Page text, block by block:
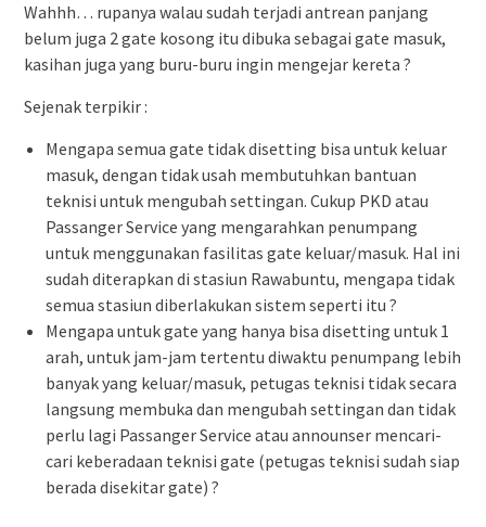
Wahhh… rupanya walau sudah terjadi antrean panjang
belum juga 2 gate kosong itu dibuka sebagai gate masuk,
kasihan juga yang buru-buru ingin mengejar kereta ?
Sejenak terpikir :
Mengapa semua gate tidak disetting bisa untuk keluar
masuk, dengan tidak usah membutuhkan bantuan
teknisi untuk mengubah settingan. Cukup PKD atau
Passanger Service yang mengarahkan penumpang
untuk menggunakan fasilitas gate keluar/masuk. Hal ini
sudah diterapkan di stasiun Rawabuntu, mengapa tidak
semua stasiun diberlakukan sistem seperti itu ?
Mengapa untuk gate yang hanya bisa disetting untuk 1
arah, untuk jam-jam tertentu diwaktu penumpang lebih
banyak yang keluar/masuk, petugas teknisi tidak secara
langsung membuka dan mengubah settingan dan tidak
perlu lagi Passanger Service atau announser mencari-
cari keberadaan teknisi gate (petugas teknisi sudah siap
berada disekitar gate) ?